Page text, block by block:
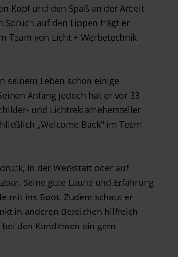
Kopf und den Spaß an der Arbeit
auf den Lippen trägt er
Team von Licht + Werbetechnik
seinem Leben schon einige
Anfang jedoch hat er vor 33
und Lichtreklamehersteller
„Welcome Back" im Team
in der Werkstatt oder auf
Seine gute Laune und Erfahrung
mit ins Boot. Zudem schaut er
in anderen Bereichen hilfreich
den KundInnen ein gern